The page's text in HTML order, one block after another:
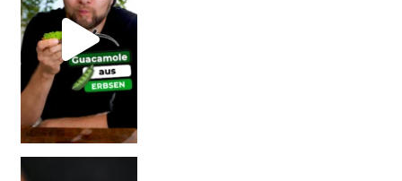
Vorsicht: Fallt nicht auf Kinder-Gerichte rein!